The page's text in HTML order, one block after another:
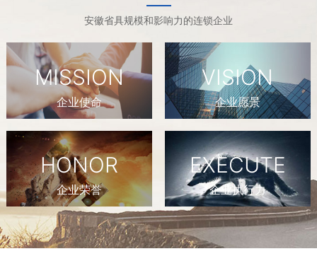
安徽省具规模和影响力的连锁企业
MISSION
企业使命
VISION
企业愿景
HONOR
企业荣誉
EXECUTE
企业执行力